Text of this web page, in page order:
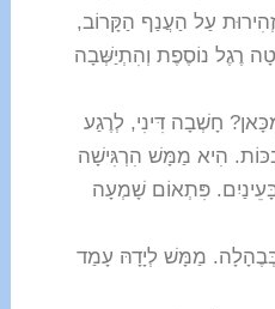
עַל הַעֲנַף הַקָּרוֹב,
רֶגֶל נוֹסֶפֶת וְהִתְיַשְּׁבָה
חָשְׁבָה דִּינִי, לְרֶגַע
הִיא מַמָּשׁ הִרְגִּישָׁה
פִּתְאוֹם שָׁמְעָה
מַמָּשׁ לְיָדָהּ עָמַד